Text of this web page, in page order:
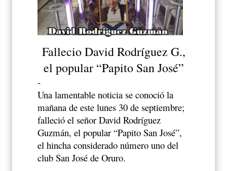
Fallecio David Rodríguez G.,
el popular “Papito San José”
-
Una lamentable noticia se conoció la
mañana de este lunes 30 de septiembre;
falleció el señor David Rodríguez
Guzmán, el popular “Papito San José”,
el hincha considerado número uno del
club San José de Oruro.